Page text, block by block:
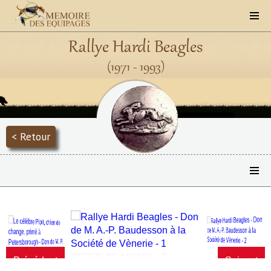
Rallye Hardi Beagles
(1971 - 1993)
< Retour
Précédent Suivant